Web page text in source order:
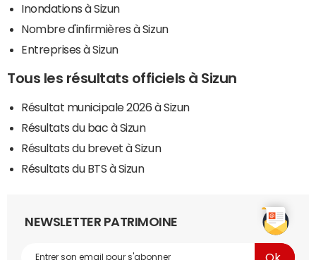
Inondations à Sizun
Nombre d'infirmières à Sizun
Entreprises à Sizun
Tous les résultats officiels à Sizun
Résultat municipale 2026 à Sizun
Résultats du bac à Sizun
Résultats du brevet à Sizun
Résultats du BTS à Sizun
NEWSLETTER PATRIMOINE